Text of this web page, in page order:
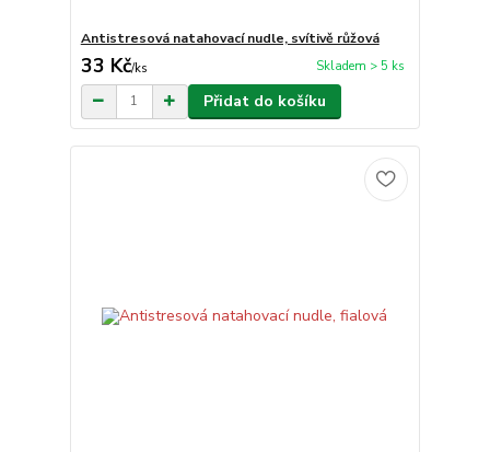
Antistresová natahovací nudle, svítivě růžová
33 Kč/ks Skladem > 5 ks
Přidat do košíku